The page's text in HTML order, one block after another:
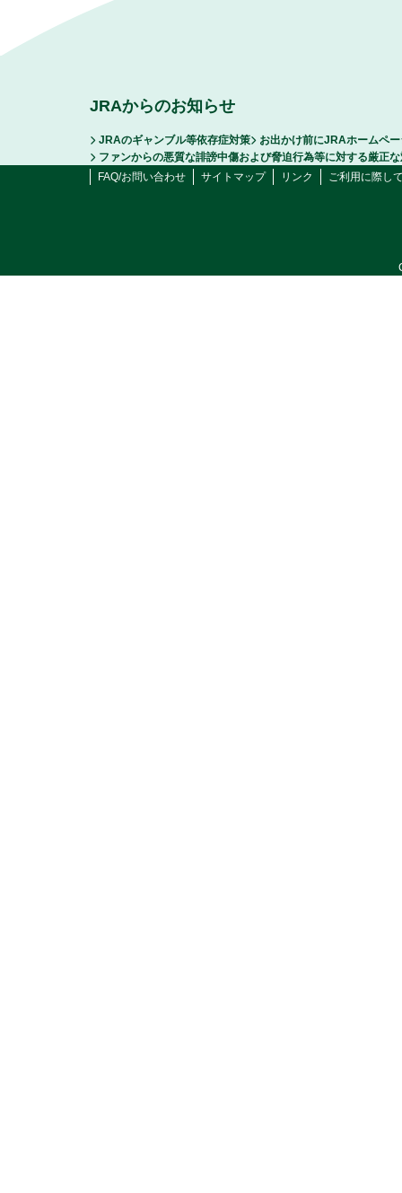
JRAからのお知らせ
JRAのギャンブル等依存症対策
お出かけ前にJRAホームペ
ファンからの悪質な誹謗中傷および脅迫行為等に対する厳正
FAQ/お問い合わせ
サイトマップ リンク ご利用に際し